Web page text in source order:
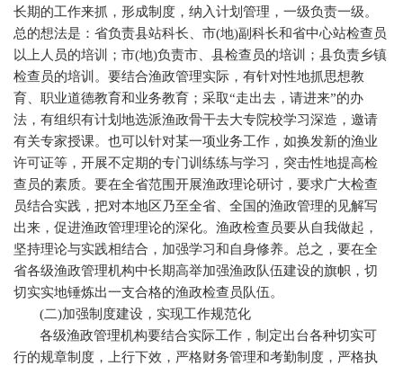
长期的工作来抓，形成制度，纳入计划管理，一级负责一级。
总的想法是：省负责县站科长、市(地)副科长和省中心站检查员
以上人员的培训；市(地)负责市、县检查员的培训；县负责乡镇
检查员的培训。要结合渔政管理实际，有针对性地抓思想教
育、职业道德教育和业务教育；采取“走出去，请进来”的办
法，有组织有计划地选派渔政骨干去大专院校学习深造，邀请
有关专家授课。也可以针对某一项业务工作，如换发新的渔业
许可证等，开展不定期的专门训练练与学习，突击性地提高检
查员的素质。要在全省范围开展渔政理论研讨，要求广大检查
员结合实践，把对本地区乃至全省、全国的渔政管理的见解写
出来，促进渔政管理理论的深化。渔政检查员要从自我做起，
坚持理论与实践相结合，加强学习和自身修养。总之，要在全
省各级渔政管理机构中长期高举加强渔政队伍建设的旗帜，切
切实实地锤炼出一支合格的渔政检查员队伍。
(二)加强制度建设，实现工作规范化
各级渔政管理机构要结合实际工作，制定出台各种切实可
行的规章制度，上行下效，严格财务管理和考勤制度，严格执